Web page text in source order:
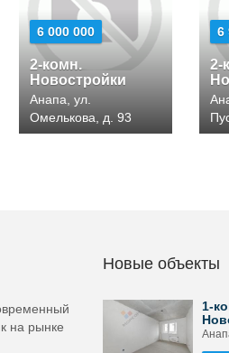
6 000 000
2-комн.
Новостройки
Анапа, ул.
Омелькова, д. 93
6
2-
на рынке
Новые объекты
1-